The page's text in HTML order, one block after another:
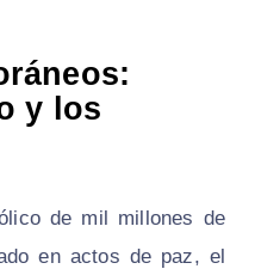
y los
de mil millones de
en actos de paz, el